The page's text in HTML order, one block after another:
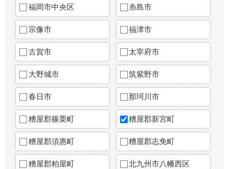
福岡市中央区 糸島市
宗像市 福津市
古賀市 太宰府市
大野城市 筑紫野市
春日市 那珂川市
糟屋郡篠栗町 糟屋郡新宮町
糟屋郡須惠町 糟屋郡志免町
糟屋郡粕屋町 北九州市八幡西区